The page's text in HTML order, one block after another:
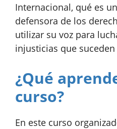
Internacional, qué es
defensora de los
utilizar su voz para
injusticias que
¿Qué
curso?
En este curso